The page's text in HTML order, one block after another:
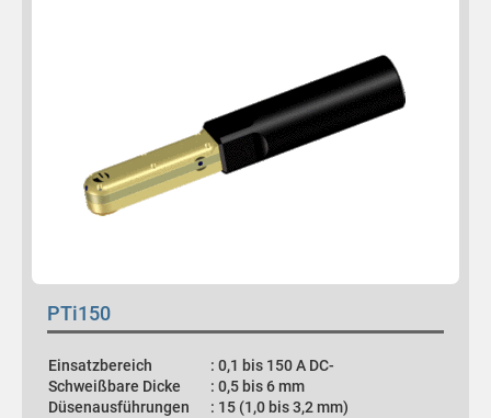
PTi150
Einsatzbereich
: 0,1 bis 150 A DC-
Schweißbare Dicke
: 0,5 bis 6 mm
Düsenausführungen
: 15 (1,0 bis 3,2 mm)